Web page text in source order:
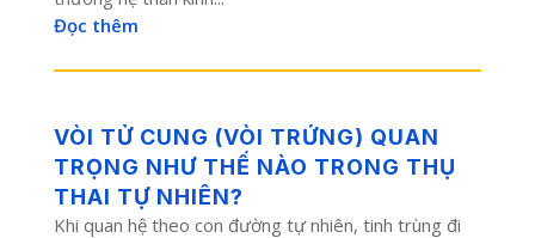
Đọc thêm
VÒI TỬ CUNG (VÒI TRỨNG) QUAN
TRỌNG NHƯ THẾ NÀO TRONG THỤ
THAI TỰ NHIÊN?
Khi quan hệ theo con đường tự nhiên, tinh trùng đi